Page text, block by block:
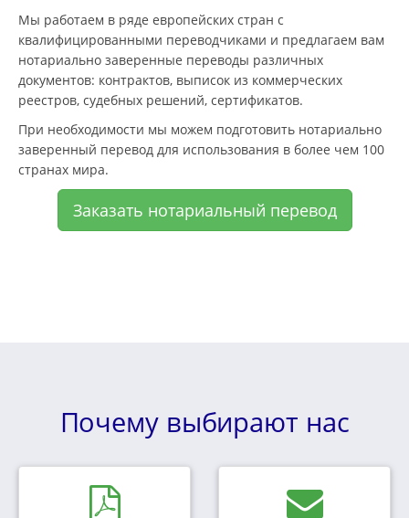
Мы работаем в ряде европейских стран с
квалифицированными переводчиками и предлагаем вам
нотариально заверенные переводы различных
документов: контрактов, выписок из коммерческих
реестров, судебных решений, сертификатов.
При необходимости мы можем подготовить нотариально
заверенный перевод для использования в более чем 100
странах мира.
Заказать нотариальный перевод
Почему выбирают нас